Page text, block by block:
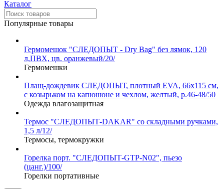
Каталог
Популярные товары
Гермомешок "СЛЕДОПЫТ - Dry Bag" без лямок, 120
л,ПВХ, цв. оранжевый/20/
Гермомешки
Плащ-дождевик СЛЕДОПЫТ, плотный EVA, 66х115 см,
с козырьком на капюшоне и чехлом, желтый, р.46-48/50
Одежда влагозащитная
Термос "СЛЕДОПЫТ-DAKAR" со складными ручками,
1,5 л/12/
Термосы, термокружки
Горелка порт. "СЛЕДОПЫТ-GTP-N02", пьезо
(цанг.)/100/
Горелки портативные